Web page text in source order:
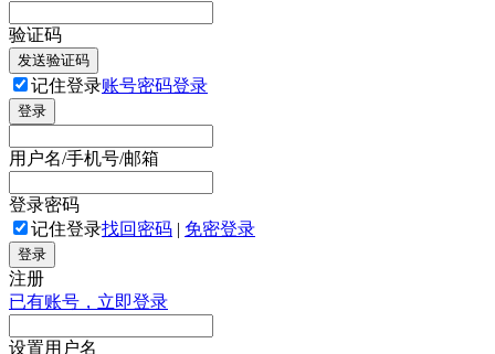
验证码
发送验证码
记住登录账号密码登录
登录
用户名/手机号/邮箱
登录密码
记住登录找回密码 | 免密登录
登录
注册
已有账号，立即登录
设置用户名